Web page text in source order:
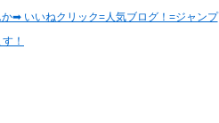
➡︎ いいねクリック=人気ブログ！=ジャンプ
！